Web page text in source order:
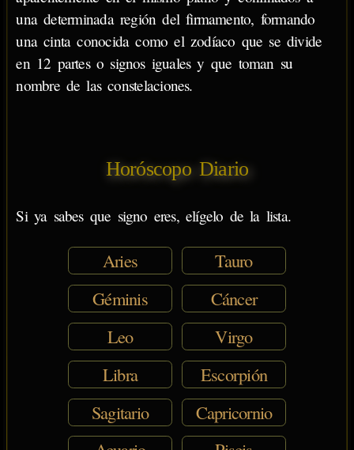
una determinada región del firmamento, formando
una cinta conocida como el zodíaco que se divide
en 12 partes o signos iguales y que toman su
nombre de las constelaciones.
Horóscopo Diario
Si ya sabes que signo eres, elígelo de la lista.
Aries
Tauro
Géminis
Cáncer
Leo
Virgo
Libra
Escorpión
Sagitario
Capricornio